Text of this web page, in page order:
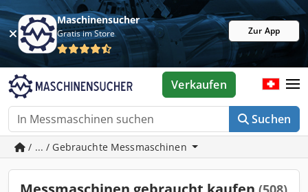
Maschinensucher
Gratis im Store Zur App
Suchen
Verkaufen
/ ... / Gebrauchte Messmaschinen